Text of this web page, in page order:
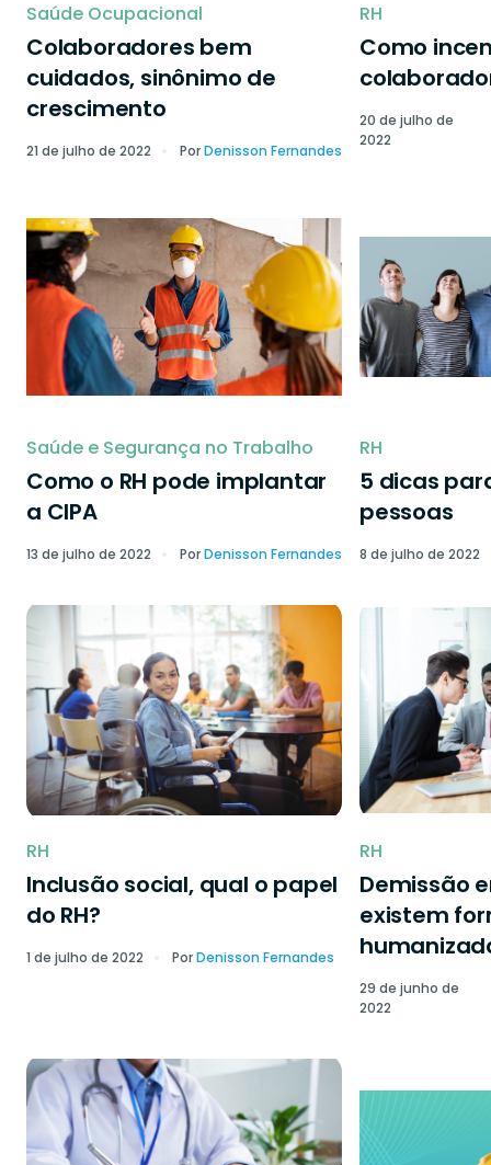
Saúde Ocupacional
Colaboradores bem
cuidados, sinônimo de
crescimento
21 de julho de 2022 PorDenisson Fernandes
RH
Como
20 de julho de
2022
Saúde e Segurança no Trabalho
Como o RH pode implantar
a CIPA
13 de julho de 2022 PorDenisson Fernandes
RH
5 dicas
pessoas
8 de julho de 2022
RH
Inclusão social, qual o papel
do RH?
1 de julho de 2022 PorDenisson Fernandes
RH
Demissão
existem
29 de junho de
2022